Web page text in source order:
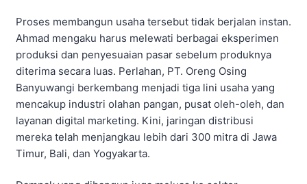
Proses membangun usaha tersebut tidak berjalan instan.
Ahmad mengaku harus melewati berbagai eksperimen
produksi dan penyesuaian pasar sebelum produknya
diterima secara luas. Perlahan, PT. Oreng Osing
Banyuwangi berkembang menjadi tiga lini usaha yang
mencakup industri olahan pangan, pusat oleh-oleh, dan
layanan digital marketing. Kini, jaringan distribusi
mereka telah menjangkau lebih dari 300 mitra di Jawa
Timur, Bali, dan Yogyakarta.